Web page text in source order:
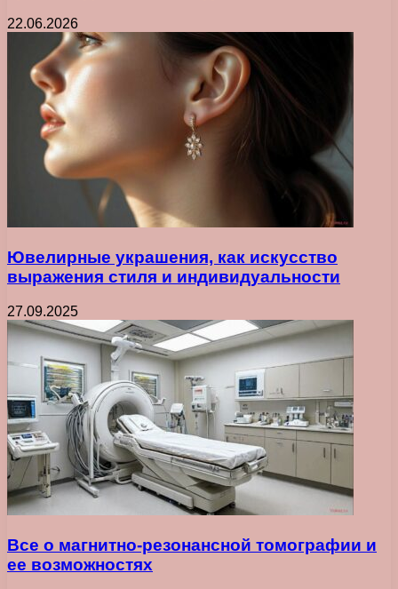
22.06.2026
Ювелирные украшения, как искусство
выражения стиля и индивидуальности
27.09.2025
Все о магнитно-резонансной томографии и
ее возможностях